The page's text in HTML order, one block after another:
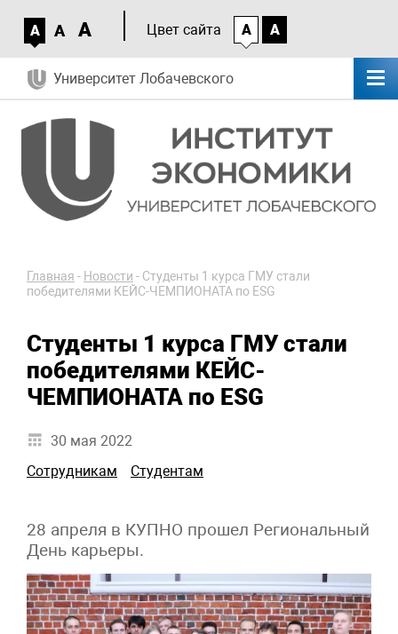
A A A Цвет сайта A A
Университет Лобачевского
Главная - Новости - Студенты 1 курса ГМУ стали
победителями КЕЙС-ЧЕМПИОНАТА по ESG
Студенты 1 курса ГМУ стали
победителями КЕЙС-
ЧЕМПИОНАТА по ESG
30 мая 2022
Сотрудникам
Студентам
28 апреля в КУПНО прошел Региональный
День карьеры.